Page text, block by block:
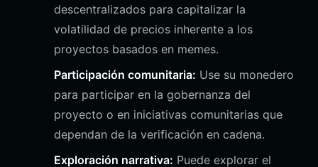
descentralizados para capitalizar la
volatilidad de precios inherente a los
proyectos basados en memes.
Participación comunitaria: Use su monedero
para participar en la gobernanza del
proyecto o en iniciativas comunitarias que
dependan de la verificación en cadena.
Exploración narrativa: Puede explorar el